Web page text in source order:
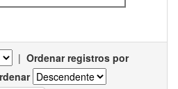
| Ordenar registros por